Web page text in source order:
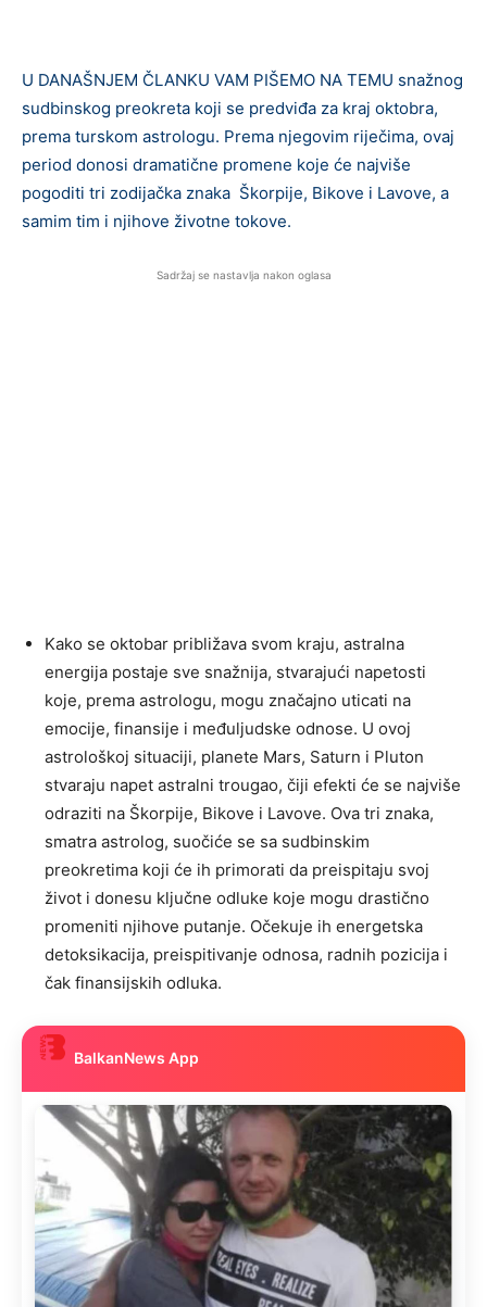
U DANAŠNJEM ČLANKU VAM PIŠEMO NA TEMU snažnog
sudbinskog preokreta koji se predviđa za kraj oktobra,
prema turskom astrologu. Prema njegovim riječima, ovaj
period donosi dramatične promene koje će najviše
pogoditi tri zodijačka znaka Škorpije, Bikove i Lavove, a
samim tim i njihove životne tokove.
Sadržaj se nastavlja nakon oglasa
Kako se oktobar približava svom kraju, astralna
energija postaje sve snažnija, stvarajući napetosti
koje, prema astrologu, mogu značajno uticati na
emocije, finansije i međuljudske odnose. U ovoj
astrološkoj situaciji, planete Mars, Saturn i Pluton
stvaraju napet astralni trougao, čiji efekti će se najviše
odraziti na Škorpije, Bikove i Lavove. Ova tri znaka,
smatra astrolog, suočiće se sa sudbinskim
preokretima koji će ih primorati da preispitaju svoj
život i donesu ključne odluke koje mogu drastično
promeniti njihove putanje. Očekuje ih energetska
detoksikacija, preispitivanje odnosa, radnih pozicija i
čak finansijskih odluka.
BalkanNews App